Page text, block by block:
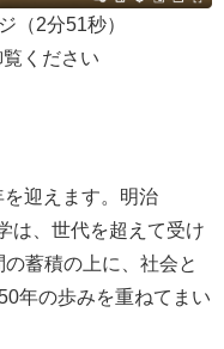
（2分51秒）
覧ください
迎えます。明治
は、世代を超えて受け
蓄積の上に、社会と
年の歩みを重ねてまい